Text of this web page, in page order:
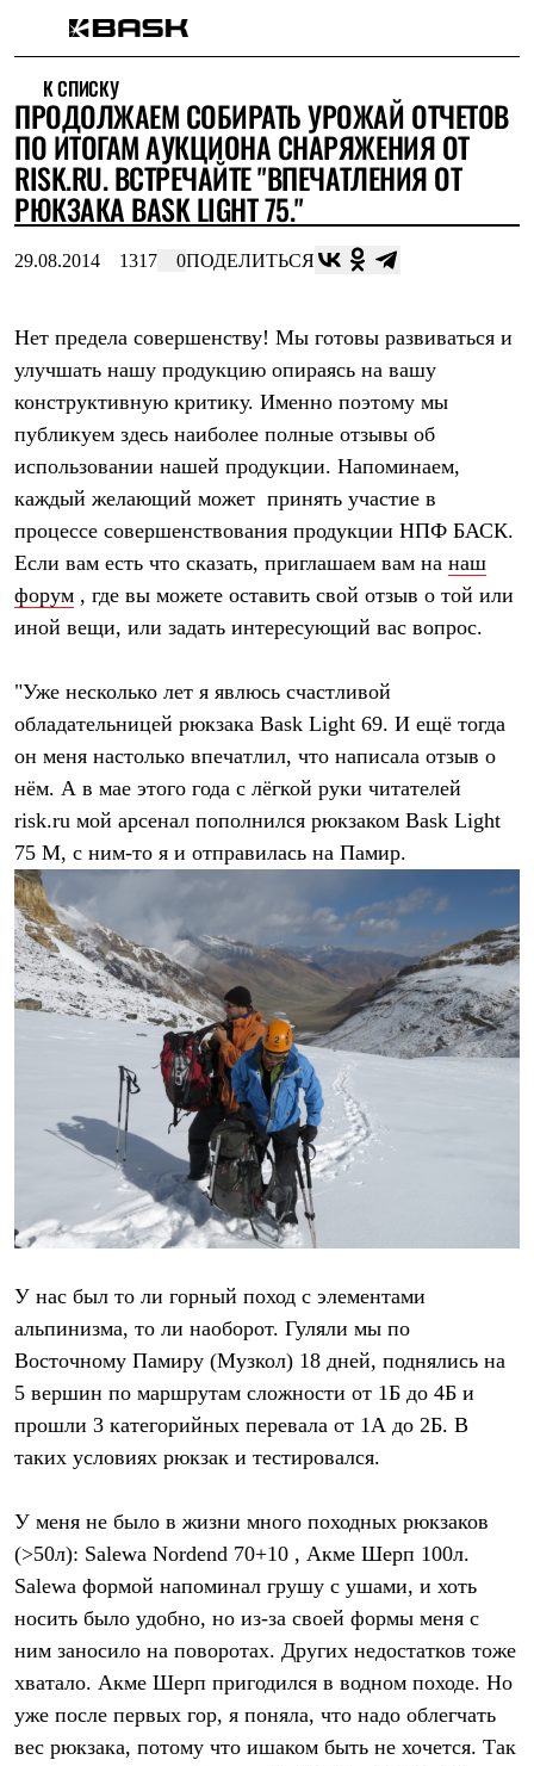
Интернет-магазин
Мужская одежда
Утепленная пухом
Куртки
Брюки
Жилеты
Комбинезоны
Куртки
Куртки
Софтшелл одежда
Куртки
Брюки
Флисовая одежда
Куртки
Брюки
Термобелье
Теплое термобелье
Среднее термобелье
Легкое термобелье
Лёгкая одежда
Толстовки
Брюки
Женская одежда
Утепленная пухом
Куртки
Жилеты
Утепленная синтетикой
Куртки
Брюки
Штормовая одежда
Куртки
Софтшелл одежда
Куртки
Брюки
Лёгкая одежда
Толстовки
Теплое термобелье
Среднее термобелье
Легкое термобелье
Куртки
Детская одежда
Утепленная пухом
Комбинезоны
Куртки
Брюки
Комбинезоны
Брюки
Футболки
Толстовки
Софтшелл одежда
Куртки
Флисовая одежда
Брюки
Жилеты
К СПИСКУ
ПРОДОЛЖАЕМ СОБИРАТЬ УРОЖАЙ ОТЧЕТОВ
ПО ИТОГАМ АУКЦИОНА СНАРЯЖЕНИЯ ОТ
RISK.RU. ВСТРЕЧАЙТЕ "ВПЕЧАТЛЕНИЯ ОТ
РЮКЗАКА BASK LIGHT 75."
29.08.2014 1317 0ПОДЕЛИТЬСЯ
Нет предела совершенству! Мы готовы развиваться и
улучшать нашу продукцию опираясь на вашу
конструктивную критику. Именно поэтому мы
публикуем здесь наиболее полные отзывы об
использовании нашей продукции. Напоминаем,
каждый желающий может принять участие в
процессе совершенствования продукции НПФ БАСК.
Если вам есть что сказать, приглашаем вам на наш
форум , где вы можете оставить свой отзыв о той или
иной вещи, или задать интересующий вас вопрос.
"Уже несколько лет я явлюсь счастливой
обладательницей рюкзака Bask Light 69. И ещё тогда
он меня настолько впечатлил, что написала отзыв о
нём. А в мае этого года с лёгкой руки читателей
risk.ru мой арсенал пополнился рюкзаком Bask Light
75 М, с ним-то я и отправилась на Памир.
У нас был то ли горный поход с элементами
альпинизма, то ли наоборот. Гуляли мы по
Восточному Памиру (Музкол) 18 дней, поднялись на
5 вершин по маршрутам сложности от 1Б до 4Б и
прошли 3 категорийных перевала от 1А до 2Б. В
таких условиях рюкзак и тестировался.
У меня не было в жизни много походных рюкзаков
(>50л): Salewa Nordend 70+10 , Акме Шерп 100л.
Salewa формой напоминал грушу с ушами, и хоть
носить было удобно, но из-за своей формы меня с
ним заносило на поворотах. Других недостатков тоже
хватало. Акме Шерп пригодился в водном походе. Но
уже после первых гор, я поняла, что надо облегчать
вес рюкзака, потому что ишаком быть не хочется. Так